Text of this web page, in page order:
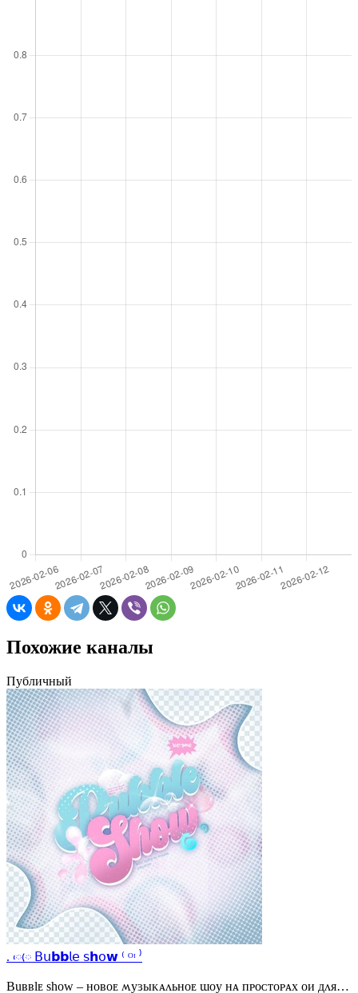
Похожие каналы
Публичный
. ᰵᰨ 𝖡𝗎𝗯𝗯𝗅𝖾 𝗌𝗵𝗈𝘄 ⁽ ᴼᶦ ⁾
Buʙʙlᴇ shᴏw – нᴏʙᴏᴇ ʍуɜыᴋᴀᴧьнᴏᴇ ɯᴏу нᴀ ᴨᴩᴏᴄᴛᴏᴩᴀх ᴏи дᴧя…